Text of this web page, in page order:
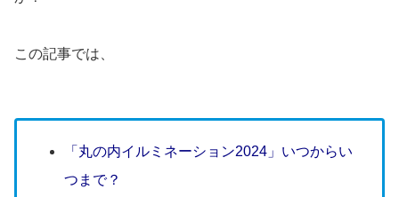
この記事では、
「丸の内イルミネーション2024」いつからい
つまで？